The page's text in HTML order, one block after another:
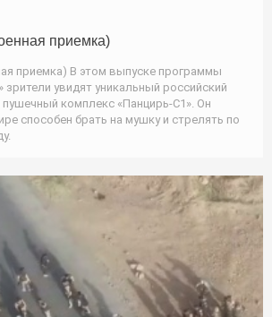
приемка)
приемка) В этом выпуске программы
зрители увидят уникальный российский
комплекс «Панцирь-С1». Он
способен брать на мушку и стрелять по